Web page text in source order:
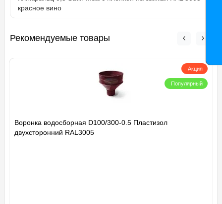
красное вино
Рекомендуемые товары
Акция
Популярный
Воронка водосборная D100/300-0.5 Пластизол
двухсторонний RAL3005